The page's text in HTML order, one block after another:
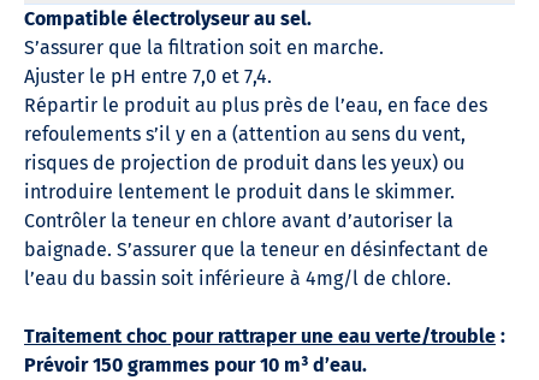
Compatible électrolyseur au sel.
S’assurer que la filtration soit en marche.
Ajuster le pH entre 7,0 et 7,4.
Répartir le produit au plus près de l’eau, en face des
refoulements s’il y en a (attention au sens du vent,
risques de projection de produit dans les yeux) ou
introduire lentement le produit dans le skimmer.
Contrôler la teneur en chlore avant d’autoriser la
baignade. S’assurer que la teneur en désinfectant de
l’eau du bassin soit inférieure à 4mg/l de chlore.
Traitement choc pour rattraper une eau verte/trouble :
Prévoir 150 grammes pour 10 m³ d’eau.